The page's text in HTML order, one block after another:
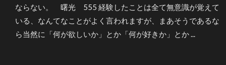
ならない。 曙光 555 経験したことは全て無意識が覚えて
いる、なんてなことがよく言われますが、まあそうであるな
ら当然に「何が欲しいか」とか「何が好きか」とか ...